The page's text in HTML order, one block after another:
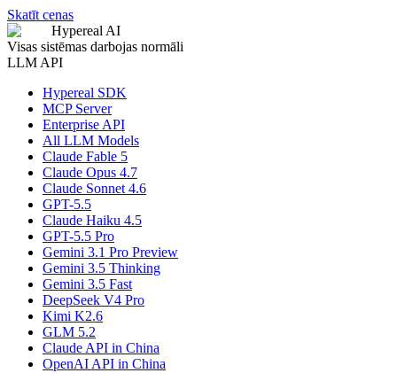
Skatīt cenas
Hypereal AI
Visas sistēmas darbojas normāli
LLM API
Hypereal SDK
MCP Server
Enterprise API
All LLM Models
Claude Fable 5
Claude Opus 4.7
Claude Sonnet 4.6
GPT-5.5
Claude Haiku 4.5
GPT-5.5 Pro
Gemini 3.1 Pro Preview
Gemini 3.5 Thinking
Gemini 3.5 Fast
DeepSeek V4 Pro
Kimi K2.6
GLM 5.2
Claude API in China
OpenAI API in China